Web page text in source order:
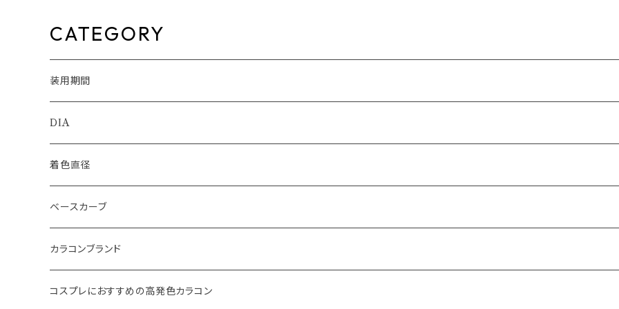
ト ナチュラル ブラック ブラウ
ン 裸眼風 フチ ベージュ グレ
CATEGORY
装用期間
1day
1month
2ｗeek
DIA
14.0mm
14.1mm
14.2mm
14.5mm
着色直径
12.5mm
12.8mm
13.0mm
ベースカーブ
8.6mm
8.7mm
カラコンブランド
エバーカラー
コスプレにおすすめの高発色カラコン